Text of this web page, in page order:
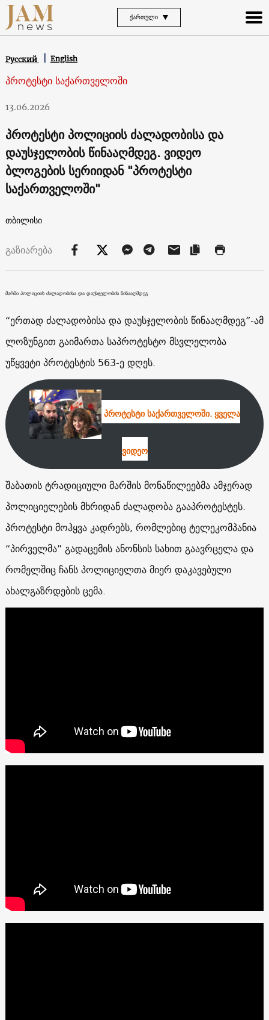
ᲥᲐᲠᲗᲣᲚᲘ
Русский English
პროტესტი საქართველოში
13.06.2026
პროტესტი პოლიციის ძალადობისა და
დაუსჯელობის წინააღმდეგ. ვიდეო
ბლოგების სერიიდან "პროტესტი
საქართველოში"
თბილისი
გაზიარება
მარში პოლიციის ძალადობისა და დაუსჯელობის წინააღმდეგ
“ერთად ძალადობისა და დაუსჯელობის წინააღმდეგ”-ამ
ლოზუნგით გაიმართა საპროტესტო მსვლელობა
უწყვეტი პროტესტის 563-ე დღეს.
პროტესტი საქართველოში. ყველა
ვიდეო
შაბათის ტრადიციული მარშის მონაწილეებმა ამჯერად
პოლიციელების მხრიდან ძალადობა გააპროტესტეს.
პროტესტი მოჰყვა კადრებს, რომლებიც ტელეკომპანია
“პირველმა” გადაცემის ანონსის სახით გაავრცელა და
რომელშიც ჩანს პოლიციელთა მიერ დაკავებული
ახალგაზრდების ცემა.